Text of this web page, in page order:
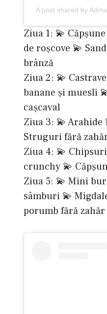
A post shared by
Ziua 1: 💫
de roșcove 💫
brânză
Ziua 2: 💫
banane și muesli
cașcaval
Ziua 3: 💫 Arahide
Struguri fără
Ziua 4: 💫
crunchy 💫
Ziua 5: 💫 Mini
sâmburi 💫
porumb fără zahăr